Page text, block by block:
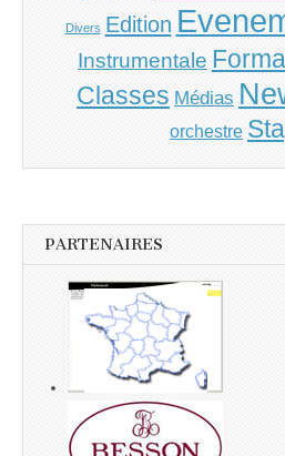
Divers Edition
Instrumentale
Classes Médias
orchestre
PARTENAIRES